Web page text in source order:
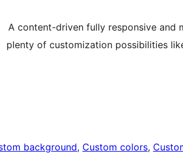
A content-driven fully responsive and
plenty of customization possibilities
background, Custom colors,